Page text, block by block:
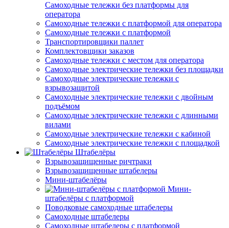
Самоходные тележки без платформы для
оператора
Самоходные тележки с платформой для оператора
Самоходные тележки с платформой
Транспортировщики паллет
Комплектовщики заказов
Самоходные тележки с местом для оператора
Самоходные электрические тележки без площадки
Самоходные электрические тележки с
взрывозащитой
Самоходные электрические тележки с двойным
подъёмом
Самоходные электрические тележки с длинными
вилами
Самоходные электрические тележки с кабиной
Самоходные электрические тележки с площадкой
Штабелёры
Взрывозащищенные ричтраки
Взрывозащищенные штабелеры
Мини-штабелёры
Мини-
штабелёры с платформой
Поводковые самоходные штабелеры
Самоходные штабелеры
Самоходные штабелеры с платформой